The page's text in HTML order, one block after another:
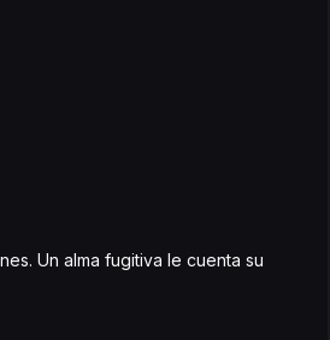
Un alma fugitiva le cuenta su